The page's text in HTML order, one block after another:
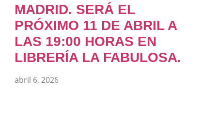
MADRID. SERÁ EL
PRÓXIMO 11 DE ABRIL A
LAS 19:00 HORAS EN
LIBRERÍA LA FABULOSA.
abril 6, 2026